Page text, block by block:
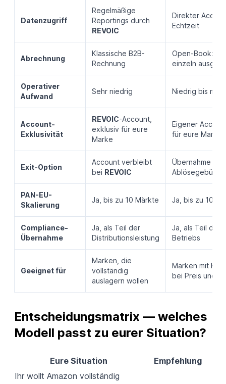
Datenzugriff
Regelmäßige
Reportings durch
REVOIC
Direkter
Echtzeit
Abrechnung
Klassische B2B-
Rechnung
Open-Book:
einzeln
Operativer
Aufwand
Sehr niedrig Niedrig bis
Account-
Exklusivität
REVOIC-Account,
exklusiv für eure
Marke
Eigener
für eure Marke
Exit-Option
Account verbleibt
bei REVOIC
Übernahme
Ablösegebühr
PAN-EU-
Skalierung
Ja, bis zu 10 Märkte Ja, bis zu 10
Compliance-
Übernahme
Ja, als Teil der
Distributionsleistung
Ja, als Teil des
Betriebs
Geeignet für
Marken, die
vollständig
auslagern wollen
Marken mit
bei Preis und
Entscheidungsmatrix — welches
Modell passt zu eurer Situation?
Eure Situation
Empfehlung
Ihr wollt Amazon vollständig